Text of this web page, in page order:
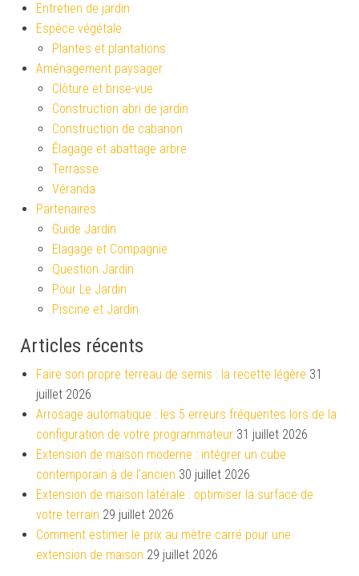
Entretien de jardin
Espèce végétale
Plantes et plantations
Aménagement paysager
Clôture et brise-vue
Construction abri de jardin
Construction de cabanon
Élagage et abattage arbre
Terrasse
Véranda
Partenaires
Guide Jardin
Elagage et Compagnie
Question Jardin
Pour Le Jardin
Piscine et Jardin
Articles récents
Faire son propre terreau de semis : la recette légère 31
juillet 2026
Arrosage automatique : les 5 erreurs fréquentes lors de la
configuration de votre programmateur 31 juillet 2026
Extension de maison moderne : intégrer un cube
contemporain à de l’ancien 30 juillet 2026
Extension de maison latérale : optimiser la surface de
votre terrain 29 juillet 2026
Comment estimer le prix au mètre carré pour une
extension de maison 29 juillet 2026